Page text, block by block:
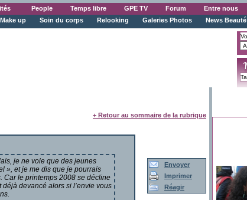
People Temps libre GPE TV Forum Entre nous
Make up
Soin du corps Relooking Galeries Photos News Beauté
+ Retour au sommaire de la rubrique
je ne voie que des jeunes
», et je me dis que je pourrais
Car le printemps 2008 se décline
devancé alors si l’envie vous
Envoyer
Imprimer
Réagir